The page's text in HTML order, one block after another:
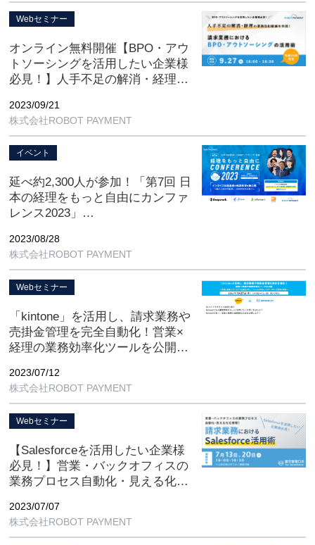
Webセミナー
オンライン無料開催【BPO・アウ
トソーシングを活用したい企業様
必見！】人手不足の解消・経理の
おけるBPO・アウトソーシングの
活用術
2023/09/21
株式会社ROBOT PAYMENT
イベント
延べ約2,300人が参加！「第7回 日
本の経理をもっと自由にカンファ
レンス2023」
ンライン開催
2023/08/28
株式会社ROBOT PAYMENT
Webセミナー
「kintone」を活用し、請求業務や
売掛金管理を完全自動化！営業×
経理の業務効率化ツールを公開
2023/07/12
株式会社ROBOT PAYMENT
Webセミナー
【Salesforceを活用したい企業様
必見！】営業・バックオフィスの
業務プロセス自動化・見える化を
Salesforce活用術 オンライン無
料開催
2023/07/07
株式会社ROBOT PAYMENT